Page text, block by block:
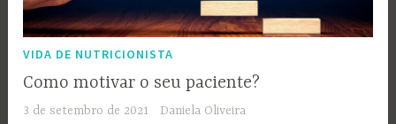
VIDA DE NUTRICIONISTA
Como motivar o seu paciente?
3 de setembro de 2021 Daniela Oliveira